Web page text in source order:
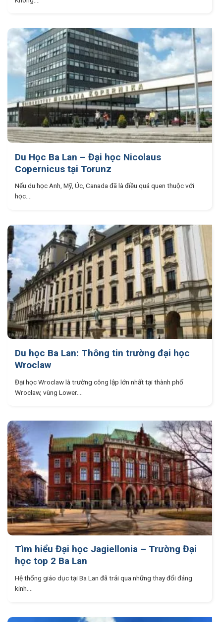
Du Học Ba Lan – Đại học Nicolaus
Copernicus tại Torunz
Nếu du học Anh, Mỹ, Úc, Canada đã là điều quá quen thuộc với
học....
Du học Ba Lan: Thông tin trường đại học
Wroclaw
Đại học Wroclaw là trường công lập lớn nhất tại thành phố
Wroclaw, vùng Lower....
Tìm hiểu Đại học Jagiellonia – Trường Đại
học top 2 Ba Lan
Hệ thống giáo dục tại Ba Lan đã trải qua những thay đổi đáng
kinh....